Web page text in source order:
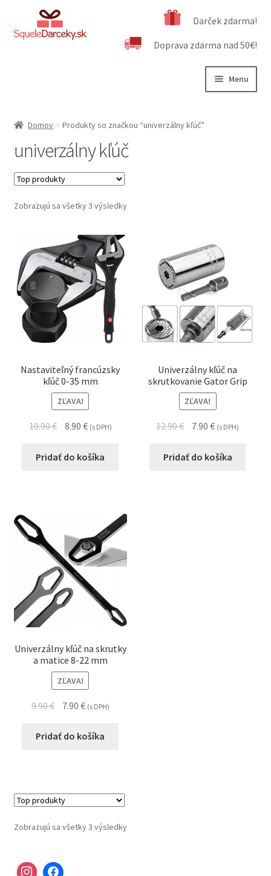
Preskočiť
na
Preskočiť
na
Darček zdarma!
Doprava zdarma nad 50€!
Menu
Dôležité informácie
Obchodné podmienky
Kontakt
Domov Produkty so značkou “univerzálny kľúč”
univerzálny kľúč
Zobrazujú sa všetky 3 výsledky
Nastaviteľný francúzsky
kľúč 0-35 mm
ZĽAVA!
10.90€ 8.90 € (s DPH)
Pridať do košíka
Univerzálny kľúč na
skrutkovanie Gator Grip
ZĽAVA!
12.90€ 7.90€ (s DPH)
Pridať do košíka
Univerzálny kľúč na skrutky
a matice 8-22 mm
ZĽAVA!
9.90€ 7.90 € (s DPH)
Pridať do košíka
Zobrazujú sa všetky 3 výsledky